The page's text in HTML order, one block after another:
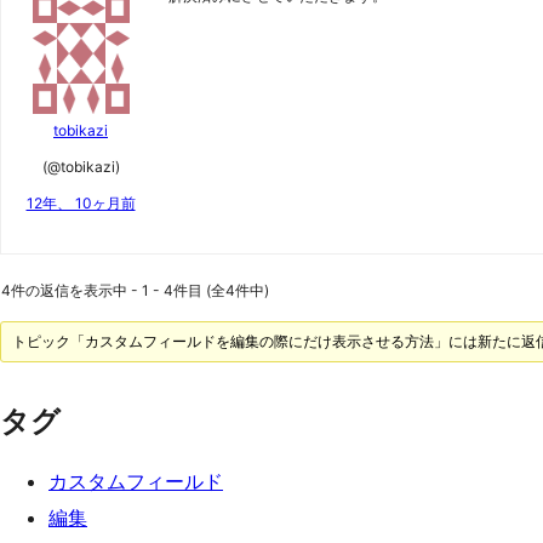
tobikazi
(@tobikazi)
12年、 10ヶ月前
4件の返信を表示中 - 1 - 4件目 (全4件中)
トピック「カスタムフィールドを編集の際にだけ表示させる方法」には新たに返
タグ
カスタムフィールド
編集